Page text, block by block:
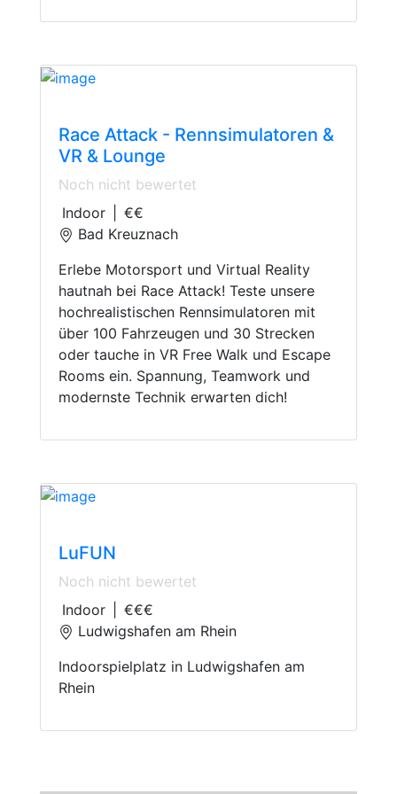
Race Attack - Rennsimulatoren &
VR & Lounge
Noch nicht bewertet
Indoor
€€
Bad Kreuznach
Erlebe Motorsport und Virtual Reality
hautnah bei Race Attack! Teste unsere
hochrealistischen Rennsimulatoren mit
über 100 Fahrzeugen und 30 Strecken
oder tauche in VR Free Walk und Escape
Rooms ein. Spannung, Teamwork und
modernste Technik erwarten dich!
LuFUN
Noch nicht bewertet
Indoor
€€€
Ludwigshafen am Rhein
Indoorspielplatz in Ludwigshafen am
Rhein